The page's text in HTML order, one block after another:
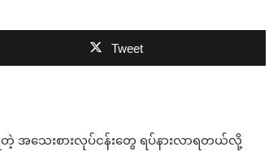
Tweet
အသေးစားလုပ်ငန်းတွေ ရပ်နားလာရတယ်လို့